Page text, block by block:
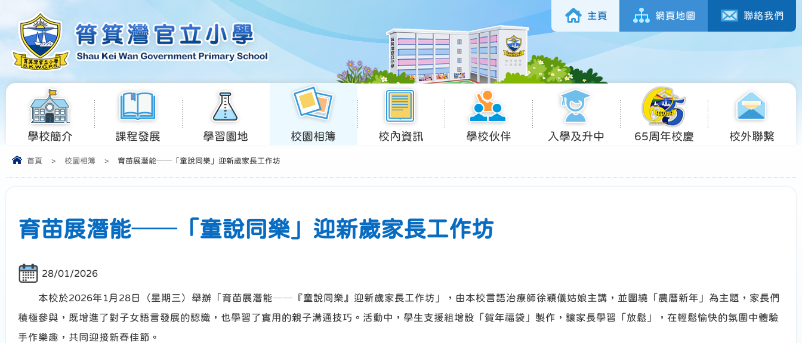
主頁 網頁地圖 聯絡我們
學校簡介 課程發展 學習園地 校園相簿 校內資訊 學校伙伴 入學及升中 65周年校慶 校外聯繫
首頁 > 校園相簿 > 育苗展潛能──「童說同樂」迎新歲家長工作坊
育苗展潛能──「童說同樂」迎新歲家長工作坊
28/01/2026
本校於2026年1月28日（星期三）舉辦「育苗展潛能──『童說同樂』迎新歲家長工作坊」，由本校言語治療師徐穎儀姑娘主講，並圍繞「農曆新年」為主題，家長們
積極參與，既增進了對子女語言發展的認識，也學習了實用的親子溝通技巧。活動中，學生支援組增設「賀年福袋」製作，讓家長學習「放鬆」，在輕鬆愉快的氛圍中體驗
手作樂趣，共同迎接新春佳節。